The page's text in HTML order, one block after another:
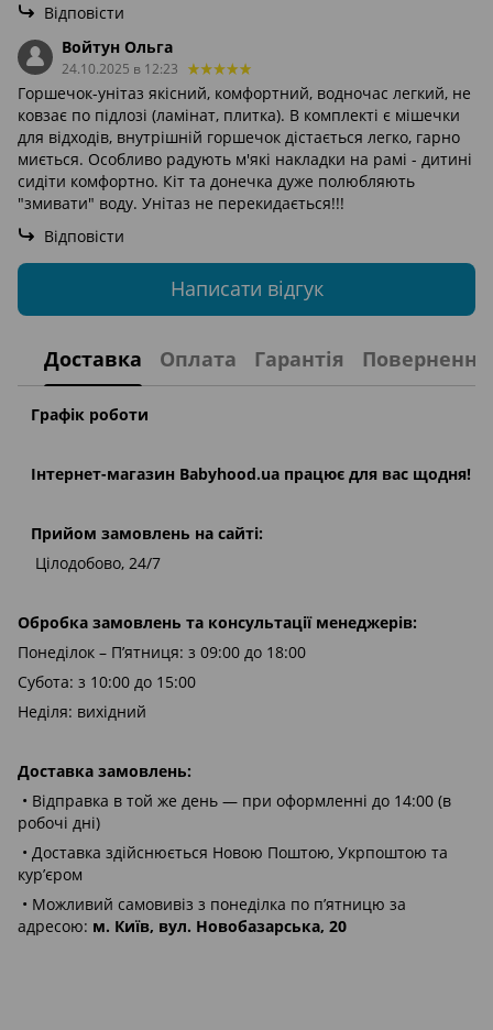
Відповісти
Войтун Ольга
24.10.2025 в 12:23
Горшечок-унітаз якісний, комфортний, водночас легкий, не
ковзає по підлозі (ламінат, плитка). В комплекті є мішечки
для відходів, внутрішній горшечок дістається легко, гарно
миється. Особливо радують м'які накладки на рамі - дитині
сидіти комфортно. Кіт та донечка дуже полюбляють
"змивати" воду. Унітаз не перекидається!!!
Відповісти
Написати відгук
Доставка Оплата Гарантія Повернення
Графік роботи
Інтернет-магазин Babyhood.ua працює для вас щодня!
Прийом замовлень на сайті:
Цілодобово, 24/7
Обробка замовлень та консультації менеджерів:
Понеділок – П’ятниця: з 09:00 до 18:00
Субота: з 10:00 до 15:00
Неділя: вихідний
Доставка замовлень:
• Відправка в той же день — при оформленні до 14:00 (в
робочі дні)
• Доставка здійснюється Новою Поштою, Укрпоштою та
кур’єром
• Можливий самовивіз з понеділка по п’ятницю за
адресою: м. Київ, вул. Новобазарська, 20